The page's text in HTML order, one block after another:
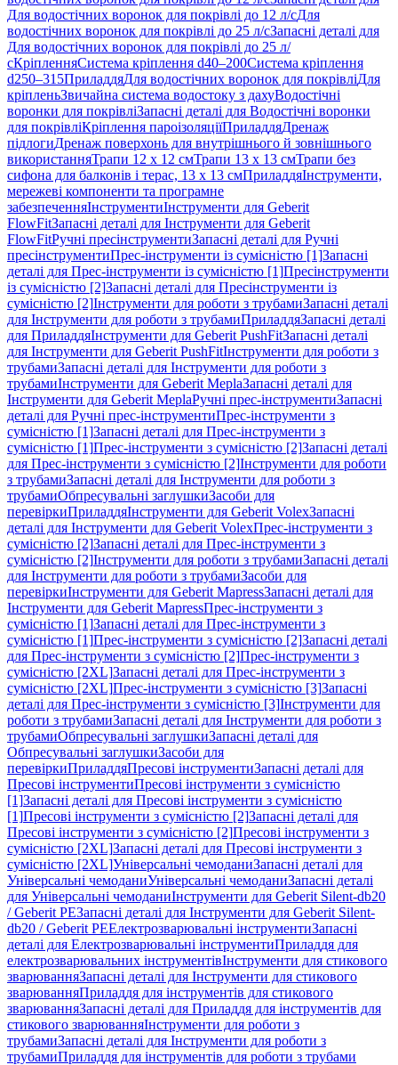
Для водостічних воронок для покрівлі до 12 л/сДля
водостічних воронок для покрівлі до 25 л/сЗапасні деталі для
Для водостічних воронок для покрівлі до 25 л/
сКріпленняСистема кріплення d40–200Система кріплення
d250–315ПриладдяДля водостічних воронок для покрівліДля
кріпленьЗвичайна система водостоку з дахуВодостічні
воронки для покрівліЗапасні деталі для Водостічні воронки
для покрівліКріплення пароізоляціїПриладдяДренаж
підлогиДренаж поверхонь для внутрішнього й зовнішнього
використанняТрапи 12 x 12 смТрапи 13 x 13 смТрапи без
сифона для балконів і терас, 13 x 13 смПриладдяІнструменти,
мережеві компоненти та програмне
забезпеченняІнструментиІнструменти для Geberit
FlowFitЗапасні деталі для Інструменти для Geberit
FlowFitРучні пресінструментиЗапасні деталі для Ручні
пресінструментиПрес-інструменти із сумісністю [1]Запасні
деталі для Прес-інструменти із сумісністю [1]Пресінструменти
із сумісністю [2]Запасні деталі для Пресінструменти із
сумісністю [2]Інструменти для роботи з трубамиЗапасні деталі
для Інструменти для роботи з трубамиПриладдяЗапасні деталі
для ПриладдяІнструменти для Geberit PushFitЗапасні деталі
для Інструменти для Geberit PushFitІнструменти для роботи з
трубамиЗапасні деталі для Інструменти для роботи з
трубамиІнструменти для Geberit MeplaЗапасні деталі для
Інструменти для Geberit MeplaРучні прес-інструментиЗапасні
деталі для Ручні прес-інструментиПрес-інструменти з
сумісністю [1]Запасні деталі для Прес-інструменти з
сумісністю [1]Прес-інструменти з сумісністю [2]Запасні деталі
для Прес-інструменти з сумісністю [2]Інструменти для роботи
з трубамиЗапасні деталі для Інструменти для роботи з
трубамиОбпресувальні заглушкиЗасоби для
перевіркиПриладдяІнструменти для Geberit VolexЗапасні
деталі для Інструменти для Geberit VolexПрес-інструменти з
сумісністю [2]Запасні деталі для Прес-інструменти з
сумісністю [2]Інструменти для роботи з трубамиЗапасні деталі
для Інструменти для роботи з трубамиЗасоби для
перевіркиІнструменти для Geberit MapressЗапасні деталі для
Інструменти для Geberit MapressПрес-інструменти з
сумісністю [1]Запасні деталі для Прес-інструменти з
сумісністю [1]Прес-інструменти з сумісністю [2]Запасні деталі
для Прес-інструменти з сумісністю [2]Прес-інструменти з
сумісністю [2XL]Запасні деталі для Прес-інструменти з
сумісністю [2XL]Прес-інструменти з сумісністю [3]Запасні
деталі для Прес-інструменти з сумісністю [3]Інструменти для
роботи з трубамиЗапасні деталі для Інструменти для роботи з
трубамиОбпресувальні заглушкиЗапасні деталі для
Обпресувальні заглушкиЗасоби для
перевіркиПриладдяПресові інструментиЗапасні деталі для
Пресові інструментиПресові інструменти з сумісністю
[1]Запасні деталі для Пресові інструменти з сумісністю
[1]Пресові інструменти з сумісністю [2]Запасні деталі для
Пресові інструменти з сумісністю [2]Пресові інструменти з
сумісністю [2XL]Запасні деталі для Пресові інструменти з
сумісністю [2XL]Універсальні чемоданиЗапасні деталі для
Універсальні чемоданиУніверсальні чемоданиЗапасні деталі
для Універсальні чемоданиІнструменти для Geberit Silent-db20
/ Geberit PEЗапасні деталі для Інструменти для Geberit Silent-
db20 / Geberit PEЕлектрозварювальні інструментиЗапасні
деталі для Електрозварювальні інструментиПриладдя для
електрозварювальних інструментівІнструменти для стикового
зварюванняЗапасні деталі для Інструменти для стикового
зварюванняПриладдя для інструментів для стикового
зварюванняЗапасні деталі для Приладдя для інструментів для
стикового зварюванняІнструменти для роботи з
трубамиЗапасні деталі для Інструменти для роботи з
трубамиПриладдя для інструментів для роботи з трубами